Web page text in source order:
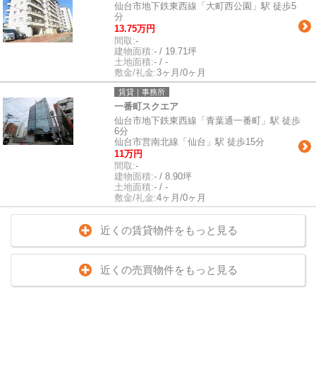
仙台市地下鉄東西線「大町西公園」駅 徒歩5
分
13.75万円
間取:-
建物面積:- / 19.71坪
土地面積:- / -
敷金/礼金:3ヶ月/0ヶ月
賃貸｜事務所
一番町スクエア
仙台市地下鉄東西線「青葉通一番町」駅 徒歩
6分
仙台市営南北線「仙台」駅 徒歩15分
11万円
間取:-
建物面積:- / 8.90坪
土地面積:- / -
敷金/礼金:4ヶ月/0ヶ月
近くの賃貸物件をもっと見る
近くの売買物件をもっと見る